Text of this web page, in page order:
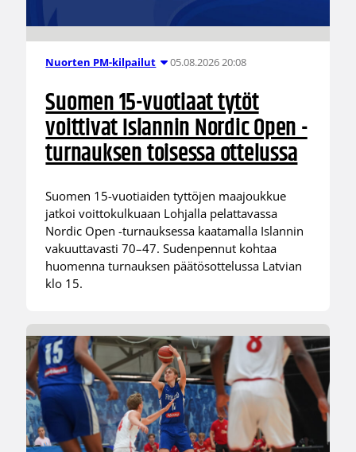
Nuorten PM-kilpailut 05.08.2026 20:08
Suomen 15-vuotiaat tytöt
voittivat Islannin Nordic Open -
turnauksen toisessa ottelussa
Suomen 15-vuotiaiden tyttöjen maajoukkue
jatkoi voittokulkuaan Lohjalla pelattavassa
Nordic Open -turnauksessa kaatamalla Islannin
vakuuttavasti 70–47. Sudenpennut kohtaa
huomenna turnauksen päätösottelussa Latvian
klo 15.